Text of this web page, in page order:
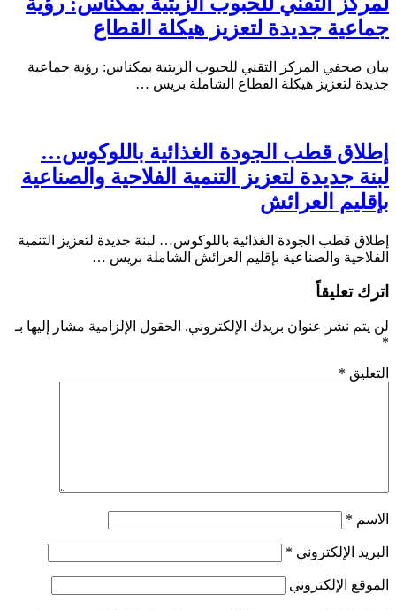
جديدة لتعزيز هيكلة القطاع
المركز التقني للحبوب الزيتية بمكناس: رؤية جماعية
هيكلة القطاع الشاملة بريس …
قطب الجودة الغذائية باللوكوس…
لتعزيز التنمية الفلاحية والصناعية
العرائش
الجودة الغذائية باللوكوس… لبنة جديدة لتعزيز التنمية
والصناعية بإقليم العرائش الشاملة بريس …
عنوان بريدك الإلكتروني. الحقول الإلزامية مشار إليها بـ
*